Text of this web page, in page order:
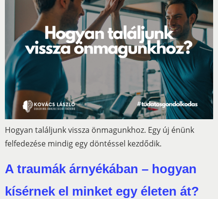
Hogyan találjunk vissza önmagunkhoz. Egy új énünk
felfedezése mindig egy döntéssel kezdődik.
A traumák árnyékában – hogyan
kísérnek el minket egy életen át?